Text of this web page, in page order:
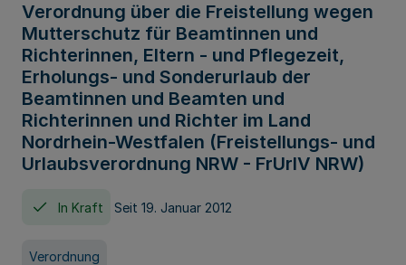
Verordnung über die Freistellung wegen
Mutterschutz für Beamtinnen und
Richterinnen, Eltern - und Pflegezeit,
Erholungs- und Sonderurlaub der
Beamtinnen und Beamten und
Richterinnen und Richter im Land
Nordrhein-Westfalen (Freistellungs- und
Urlaubsverordnung NRW - FrUrlV NRW)
In Kraft Seit 19. Januar 2012
Verordnung